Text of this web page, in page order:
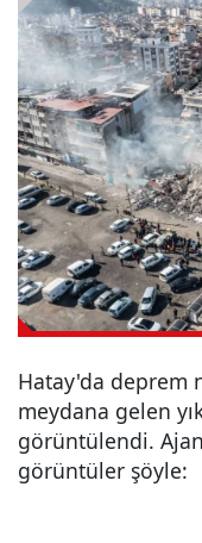
Hatay'da deprem
meydana gelen
görüntülendi.
görüntüler şöyle: